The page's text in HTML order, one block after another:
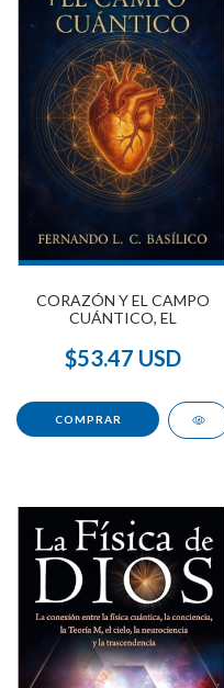
CORAZÓN Y EL CAMPO
CUÁNTICO, EL
$53.47 USD